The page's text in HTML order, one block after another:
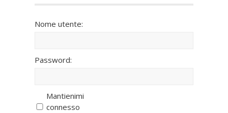
Nome utente:
Password:
Mantienimi
connesso